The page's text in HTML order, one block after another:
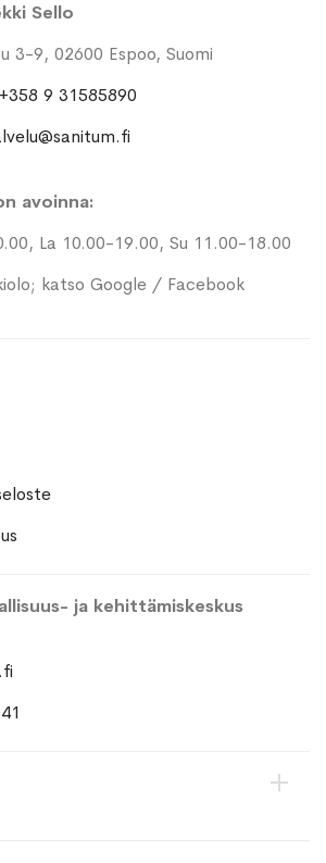
Sello
3-9, 02600 Espoo, Suomi
+358 9 31585890
avoinna:
La 10.00-19.00, Su 11.00-18.00
katso Google / Facebook
ja kehittämiskeskus